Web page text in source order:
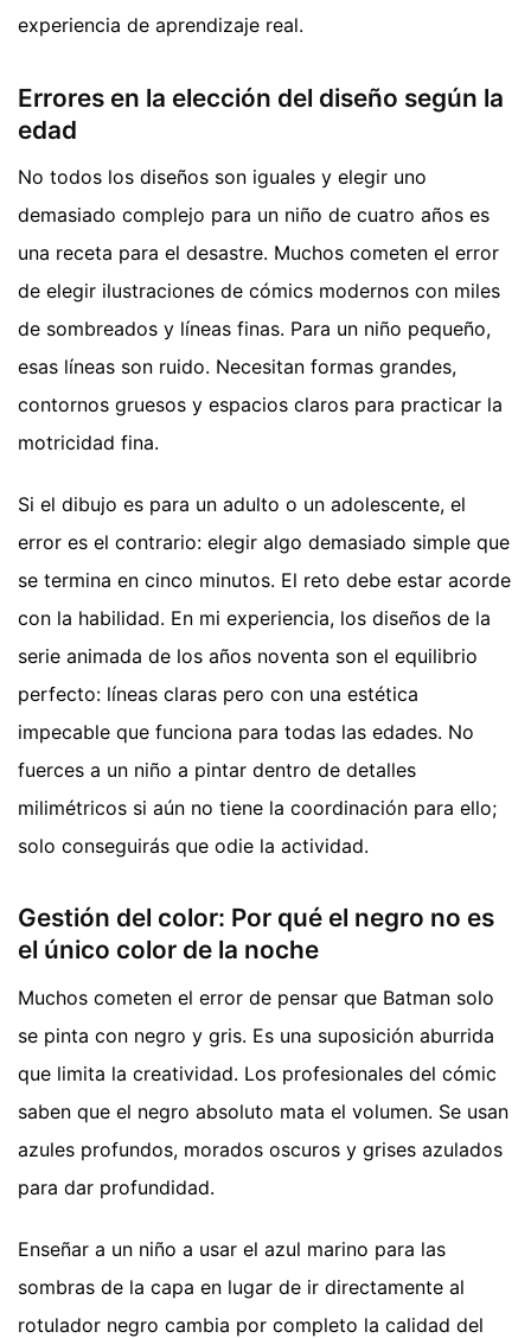
experiencia de aprendizaje real.
Errores en la elección del diseño según la
edad
No todos los diseños son iguales y elegir uno
demasiado complejo para un niño de cuatro años es
una receta para el desastre. Muchos cometen el error
de elegir ilustraciones de cómics modernos con miles
de sombreados y líneas finas. Para un niño pequeño,
esas líneas son ruido. Necesitan formas grandes,
contornos gruesos y espacios claros para practicar la
motricidad fina.
Si el dibujo es para un adulto o un adolescente, el
error es el contrario: elegir algo demasiado simple que
se termina en cinco minutos. El reto debe estar acorde
con la habilidad. En mi experiencia, los diseños de la
serie animada de los años noventa son el equilibrio
perfecto: líneas claras pero con una estética
impecable que funciona para todas las edades. No
fuerces a un niño a pintar dentro de detalles
milimétricos si aún no tiene la coordinación para ello;
solo conseguirás que odie la actividad.
Gestión del color: Por qué el negro no es
el único color de la noche
Muchos cometen el error de pensar que Batman solo
se pinta con negro y gris. Es una suposición aburrida
que limita la creatividad. Los profesionales del cómic
saben que el negro absoluto mata el volumen. Se usan
azules profundos, morados oscuros y grises azulados
para dar profundidad.
Enseñar a un niño a usar el azul marino para las
sombras de la capa en lugar de ir directamente al
rotulador negro cambia por completo la calidad del